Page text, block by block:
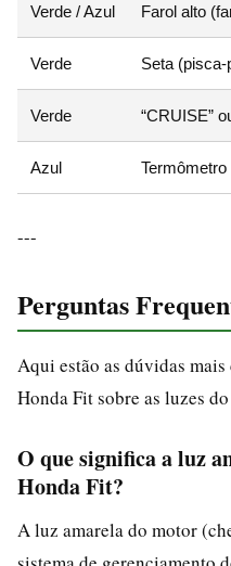
Verde / Azul Farol alto
Verde Seta (pisca-
Verde “CRUISE”
Azul Termômetro
---
Perguntas
Aqui estão as dúvidas
Honda Fit sobre as luzes
O que significa a luz
Honda Fit?
A luz amarela do motor